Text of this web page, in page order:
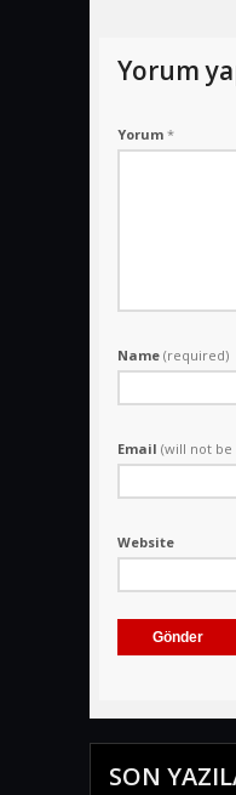
Yorum
Yorum *
Name (required)
Email (will not be
Website
SON